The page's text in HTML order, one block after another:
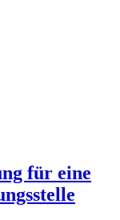
für eine